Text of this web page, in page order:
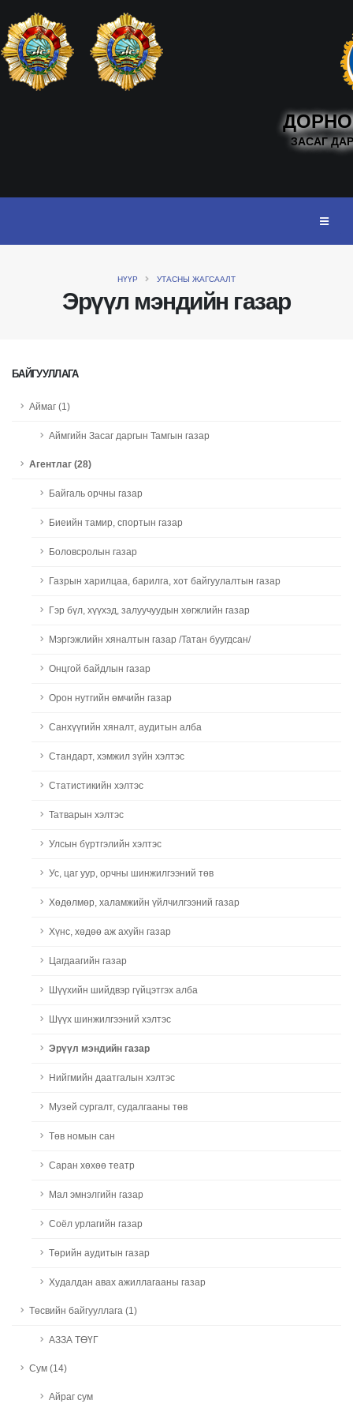
ЗАСАГ
Эрүүл мэндийн газар
НҮҮР УТАСНЫ ЖАГСААЛТ
БАЙГУУЛЛАГА
Аймаг (1)
Аймгийн Засаг даргын Тамгын газар
Агентлаг (28)
Байгаль орчны газар
Биеийн тамир, спортын газар
Боловсролын газар
Газрын харилцаа, барилга, хот байгуулалтын газар
Гэр бүл, хүүхэд, залуучуудын хөгжлийн газар
Мэргэжлийн хяналтын газар /Татан буугдсан/
Онцгой байдлын газар
Орон нутгийн өмчийн газар
Санхүүгийн хяналт, аудитын алба
Стандарт, хэмжил зүйн хэлтэс
Статистикийн хэлтэс
Татварын хэлтэс
Улсын бүртгэлийн хэлтэс
Ус, цаг уур, орчны шинжилгээний төв
Хөдөлмөр, халамжийн үйлчилгээний газар
Хүнс, хөдөө аж ахуйн газар
Цагдаагийн газар
Шүүхийн шийдвэр гүйцэтгэх алба
Шүүх шинжилгээний хэлтэс
Эрүүл мэндийн газар
Нийгмийн даатгалын хэлтэс
Музей сургалт, судалгааны төв
Төв номын сан
Саран хөхөө театр
Мал эмнэлгийн газар
Соёл урлагийн газар
Төрийн аудитын газар
Худалдан авах ажиллагааны газар
Төсвийн байгууллага (1)
АЗЗА ТӨҮГ
Сум (14)
Айраг сум